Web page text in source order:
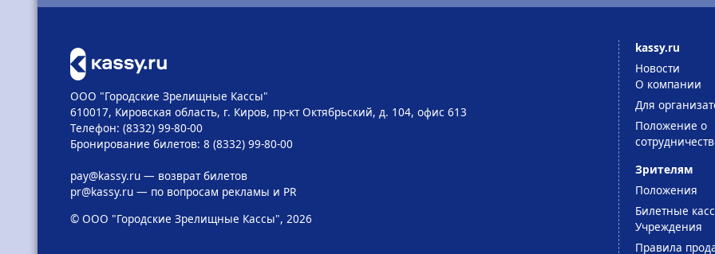
ООО "Городские Зрелищные Кассы"
610017, Кировская область, г. Киров, пр-кт Октябрьский, д. 104, офис 613
Телефон: (8332) 99-80-00
Бронирование билетов: 8 (8332) 99-80-00
pay@kassy.ru— возврат билетов
pr@kassy.ru— по вопросам рекламы и PR
© ООО "Городские Зрелищные Кассы", 2026
kassy.ru
Новости
О компании
Для
Положение о
Зрителям
Положения
Билетные
Учреждения
Правила